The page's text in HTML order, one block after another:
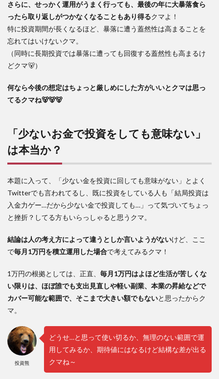
さらに、せっかく運用がうまく行っても、最後の年に大暴落食ら
ったら取り返しがつかなくなることもあり得るクマよ！
特に投資期間が長くなるほど、暴落に遭う蓋然性は高まることを
忘れてはいけないクマ。
（同時に長期投資では暴落に遭っても回復する蓋然性も高まるけ
どクマ🐻）
何なら今後の想定はちょっと厳しめにした方がいいとクマは思っ
てるクマね🐻🐻🐻
「少ないお金で投資をしても意味ない」
は本当か？
本題に入って、「少ない金を投資に回しても意味がない」とよく
Twitterでも言われてるし、既に投資をしている人も「結局投資は
入金力ゲー…だから少ない金で投資しても…」って気づいてちょっ
と挫折？してる方もいらっしゃると思うクマ。
結論は人の考え方によって違うとしか言いようがないけど、ここ
で毎月1万円を積立運用した場合で考えてみるクマ！
1万円の根拠としては、正直、 毎月1万円はよほど生活が苦しくな
い限りは、ほぼ誰でも支出見直しや軽い副業、本業の昇給などで
カバー可能な範囲で、そこまで大きい額でもないと思ったからク
マ。
投資熊
どうせ…と思って使い切るか、無理のない範囲で運
用してみるか、期待値にはなるけど結構な差が出る
クマね～